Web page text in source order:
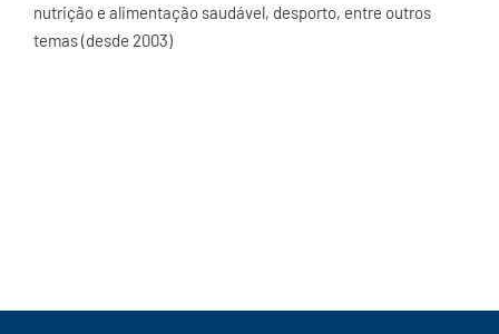
nutrição e alimentação saudável, desporto, entre outros
temas (desde 2003)